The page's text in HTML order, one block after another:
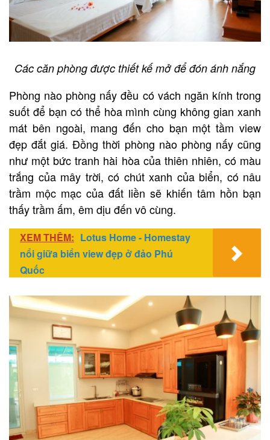
Các căn phòng được thiết kế mở để đón ánh nắng
Phòng nào phòng nấy đều có vách ngăn kính trong
suốt để bạn có thể hòa mình cùng không gian xanh
mát bên ngoài, mang đến cho bạn một tầm view
đẹp đắt giá. Đồng thời phòng nào phòng nấy cũng
như một bức tranh hài hòa của thiên nhiên, có màu
trắng của mây trời, có chút xanh của biển, có nâu
trầm mộc mạc của đất liền sẽ khiến tâm hồn bạn
thấy trầm ấm, êm dịu đến vô cùng.
XEM THÊM: Lotus Home - Homestay
nổi giữa biển view đẹp ở đảo Phú
Quốc